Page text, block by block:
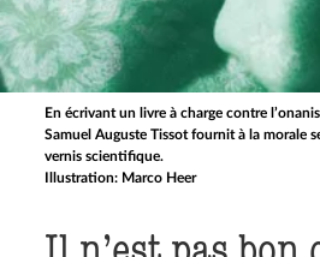
En écrivant un livre à charge contre
Samuel Auguste Tissot fournit à la morale
vernis scientifique.
Illustration: Marco Heer